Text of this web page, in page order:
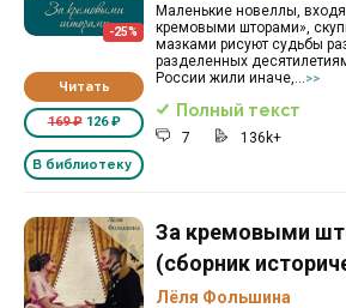
-25%
Читать
169 ₽126 ₽
В библиотеку
Маленькие новеллы,
кремовыми шторами»,
мазками рисуют судьбы
разделенных
России жили иначе,...
>>
Полный текст
7 136k+
За кремовыми
(сборник
Лёля Фольшина